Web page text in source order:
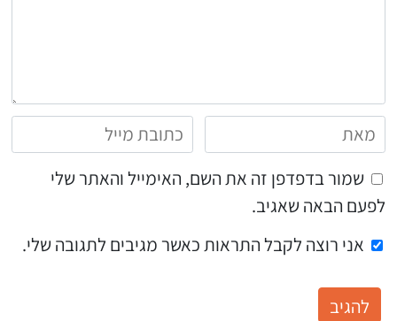
שמור בדפדפן זה את השם, האימייל והאתר שלי
לפעם הבאה שאגיב.
אני רוצה לקבל התראות כאשר מגיבים לתגובה שלי.